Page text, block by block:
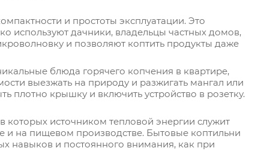
и простоты эксплуатации. Это
дачники, владельцы частных домов,
и позволяют коптить продукты даже
блюда горячего копчения в квартире,
выезжать на природу и разжигать мангал или
плотно крышку и включить устройство в розетку.
которых источником тепловой энергии служит
и на пищевом производстве. Бытовые коптильни
навыков и постоянного внимания, как при